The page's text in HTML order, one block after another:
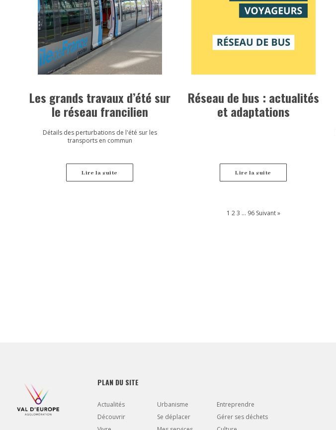
Les grands travaux d’été sur
le réseau francilien
Détails des perturbations de l'été sur les
transports en commun
Lire la suite
Réseau de bus : actualités
et adaptations
Lire la suite
1 2 3 … 96 Suivant »
PLAN DU SITE
Actualités
Découvrir
Urbanisme
Se déplacer
Entreprendre
Gérer ses déchets